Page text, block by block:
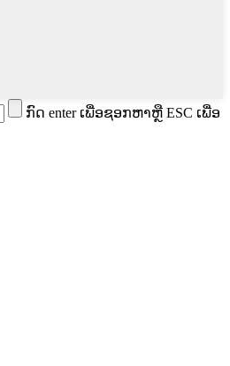
ກົດ enter ເພື່ອຊອກຫາຫຼື ESC ເພື່ອ